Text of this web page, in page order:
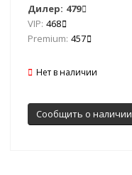
Дилер: 479
VIP: 468
Premium: 457
Нет в наличии
Сообщить о наличии